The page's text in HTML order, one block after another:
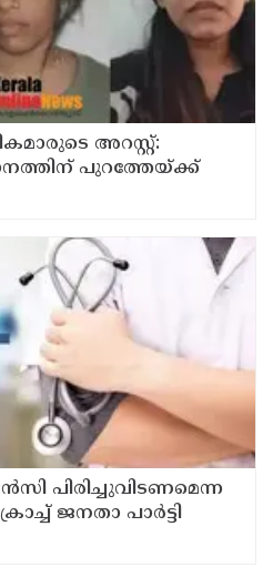
അറസ്റ്റ്:
പുറത്തേയ്ക്ക്
പിരിച്ചുവിടണമെന്ന
ജനതാ പാര്‍ട്ടി